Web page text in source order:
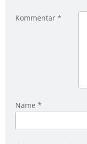
Kommentar *
Name *